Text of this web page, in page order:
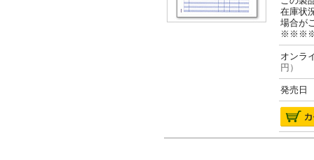
在庫状
場合が
オン
円）
発売日